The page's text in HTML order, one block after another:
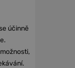
účinně